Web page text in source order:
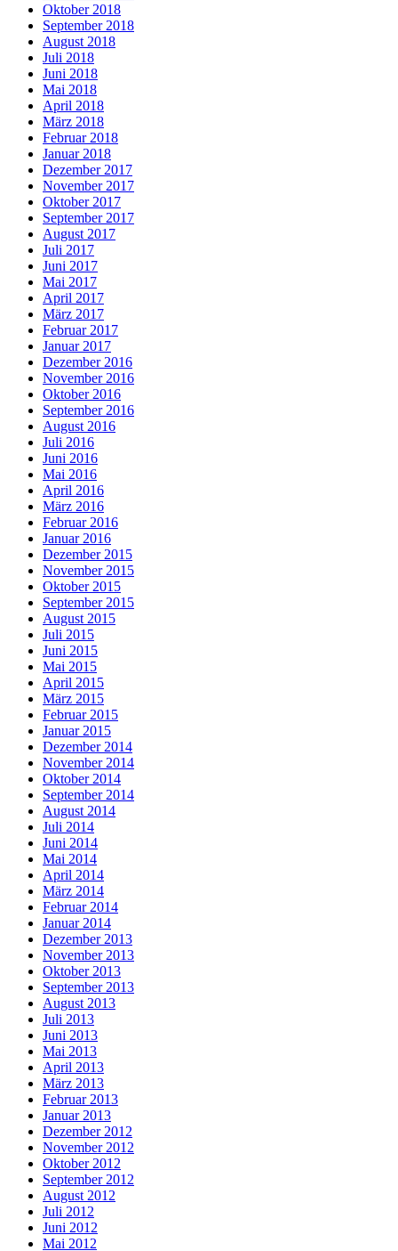
Oktober 2018
September 2018
August 2018
Juli 2018
Juni 2018
Mai 2018
April 2018
März 2018
Februar 2018
Januar 2018
Dezember 2017
November 2017
Oktober 2017
September 2017
August 2017
Juli 2017
Juni 2017
Mai 2017
April 2017
März 2017
Februar 2017
Januar 2017
Dezember 2016
November 2016
Oktober 2016
September 2016
August 2016
Juli 2016
Juni 2016
Mai 2016
April 2016
März 2016
Februar 2016
Januar 2016
Dezember 2015
November 2015
Oktober 2015
September 2015
August 2015
Juli 2015
Juni 2015
Mai 2015
April 2015
März 2015
Februar 2015
Januar 2015
Dezember 2014
November 2014
Oktober 2014
September 2014
August 2014
Juli 2014
Juni 2014
Mai 2014
April 2014
März 2014
Februar 2014
Januar 2014
Dezember 2013
November 2013
Oktober 2013
September 2013
August 2013
Juli 2013
Juni 2013
Mai 2013
April 2013
März 2013
Februar 2013
Januar 2013
Dezember 2012
November 2012
Oktober 2012
September 2012
August 2012
Juli 2012
Juni 2012
Mai 2012